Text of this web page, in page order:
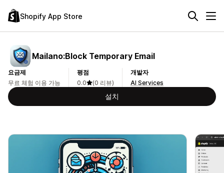
Shopify App Store
Mailano:Block Temporary Email
요금제
무료 체험 이용 가능
평점
0.0
(0 리뷰)
개발자
AI Services
설치